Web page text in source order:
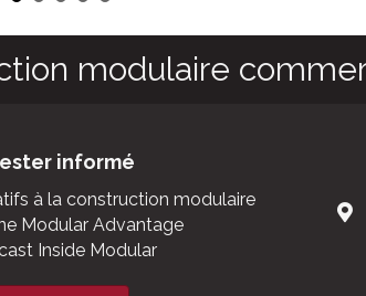
modulaire
informé
à la construction modulaire
Modular Advantage
Inside Modular